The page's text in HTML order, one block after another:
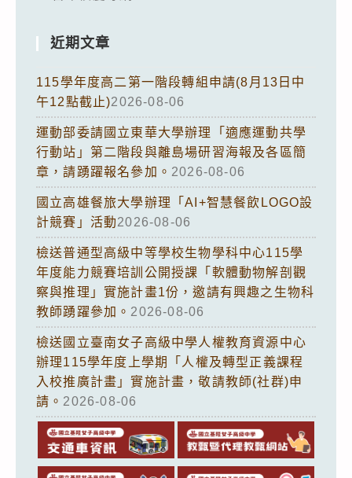
近期文章
115學年度高二第一階段轉組申請(8月13日中
午12點截止)2026-08-06
運動部委請國立東華大學辦理「適應運動共學
行動站」第二階段與離島場研習海報及各區簡
章，請踴躍報名參加。 2026-08-06
國立高雄餐旅大學辦理「AI+智慧餐飲LOGO設
計競賽」活動2026-08-06
檢送普通型高級中等學校生物學科中心115學
年度能力競賽培訓公開授課「軟體動物解剖觀
察與推理」實施計畫1份，邀請有興趣之生物科
教師踴躍參加。 2026-08-06
檢送國立臺南女子高級中學人權教育資源中心
辦理115學年度上學期「人權及轉型正義課程
入校推廣計畫」實施計畫，敬請教師(社群)申
請。 2026-08-06